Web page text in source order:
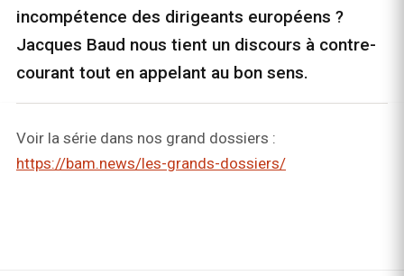
incompétence des dirigeants européens ?
Jacques Baud nous tient un discours à contre-
courant tout en appelant au bon sens.
Voir la série dans nos grand dossiers :
https://bam.news/les-grands-dossiers/